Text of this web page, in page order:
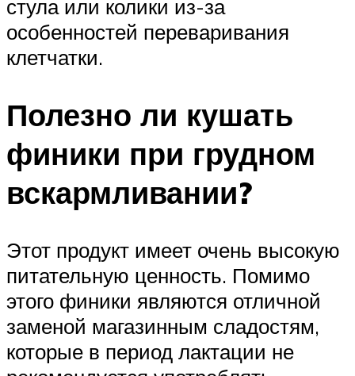
стула или колики из-за
особенностей переваривания
клетчатки.
Полезно ли кушать
финики при грудном
вскармливании?
Этот продукт имеет очень высокую
питательную ценность. Помимо
этого финики являются отличной
заменой магазинным сладостям,
которые в период лактации не